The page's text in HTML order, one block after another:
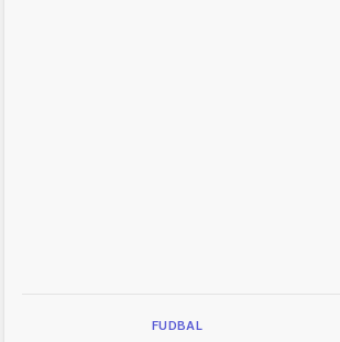
FUDBAL